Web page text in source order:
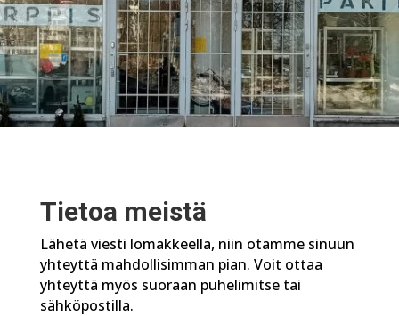
Tietoa meistä
Lähetä viesti lomakkeella, niin otamme sinuun
yhteyttä mahdollisimman pian. Voit ottaa
yhteyttä myös suoraan puhelimitse tai
sähköpostilla.